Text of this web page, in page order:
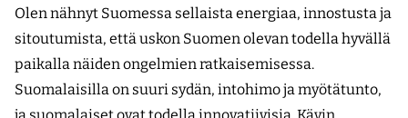
Olen nähnyt Suomessa sellaista energiaa, innostusta ja
sitoutumista, että uskon Suomen olevan todella hyvällä
paikalla näiden ongelmien ratkaisemisessa.
Suomalaisilla on suuri sydän, intohimo ja myötätunto,
ja suomalaiset ovat todella innovatiivisia. Kävin